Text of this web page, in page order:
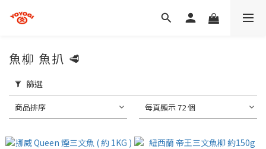
魚柳 魚扒 🥩
篩選
商品排序 每頁顯示 72 個